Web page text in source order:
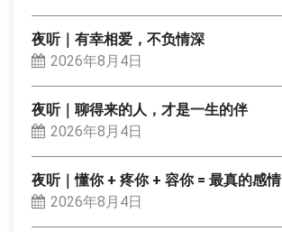
夜听｜有幸相爱，不负情深
2026年8月4日
夜听｜聊得来的人，才是一生的伴
2026年8月4日
夜听｜懂你 + 疼你 + 容你 = 最真的感情
2026年8月4日